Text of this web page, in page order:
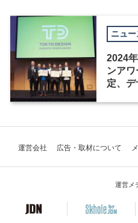
COLUMN
コラム ニュー
2024
ンア
定、
運営会社 広告・取材について
運営メ